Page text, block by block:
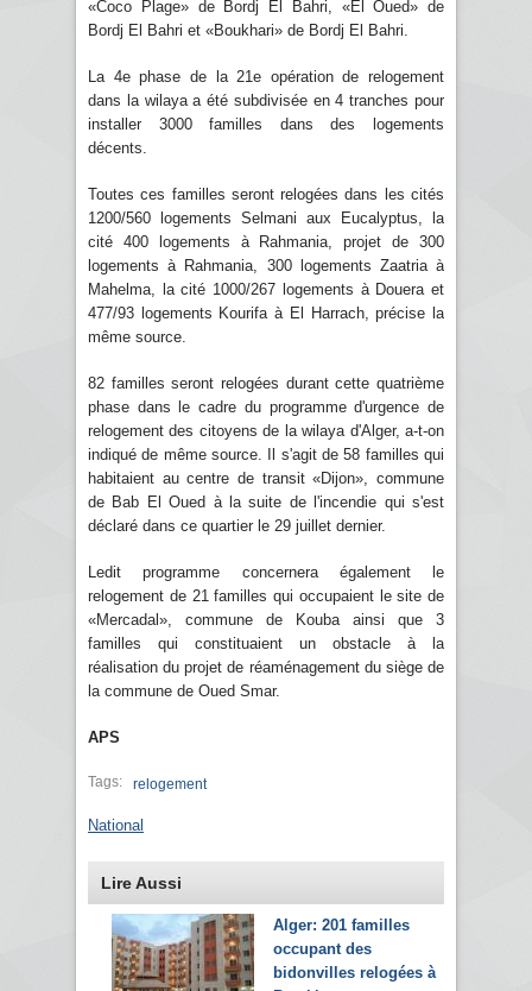
«Coco Plage» de Bordj El Bahri, «El Oued» de
Bordj El Bahri et «Boukhari» de Bordj El Bahri.
La 4e phase de la 21e opération de relogement
dans la wilaya a été subdivisée en 4 tranches pour
installer 3000 familles dans des logements
décents.
Toutes ces familles seront relogées dans les cités
1200/560 logements Selmani aux Eucalyptus, la
cité 400 logements à Rahmania, projet de 300
logements à Rahmania, 300 logements Zaatria à
Mahelma, la cité 1000/267 logements à Douera et
477/93 logements Kourifa à El Harrach, précise la
même source.
82 familles seront relogées durant cette quatrième
phase dans le cadre du programme d'urgence de
relogement des citoyens de la wilaya d'Alger, a-t-on
indiqué de même source. Il s'agit de 58 familles qui
habitaient au centre de transit «Dijon», commune
de Bab El Oued à la suite de l'incendie qui s'est
déclaré dans ce quartier le 29 juillet dernier.
Ledit programme concernera également le
relogement de 21 familles qui occupaient le site de
«Mercadal», commune de Kouba ainsi que 3
familles qui constituaient un obstacle à la
réalisation du projet de réaménagement du siège de
la commune de Oued Smar.
APS
Tags: relogement
National
Lire Aussi
Alger: 201 familles
occupant des
bidonvilles relogées à